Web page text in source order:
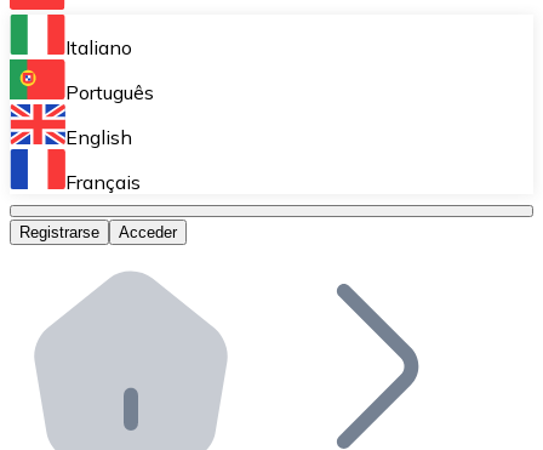
Bitnovo Ramp
Integra nuestra solución en tu plataforma.
Bitnovo Giftcards
Bitnovo OTC
Bitnovo ATM
Integra un ATM Bitnovo en tu negocio y permite que
Bitnovo API
Integra nuestra API en tu ecosistema.
Italiano
Português
English
Français
Registrarse Acceder